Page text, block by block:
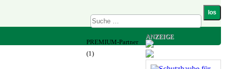
ANZEIGE
PREMIUM-Partner
(1)